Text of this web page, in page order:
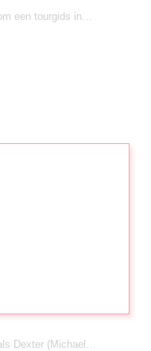
een tourgids in…
Dexter (Michael…